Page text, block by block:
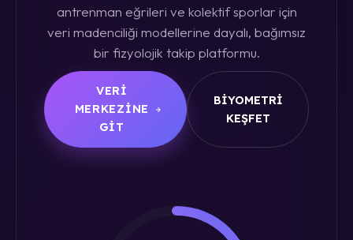
antrenman eğrileri ve kolektif sporlar için
veri madenciliği modellerine dayalı, bağımsız
bir fizyolojik takip platformu.
VERI
MERKEZINE
GIT
BIYOMETRI
KEŞFET